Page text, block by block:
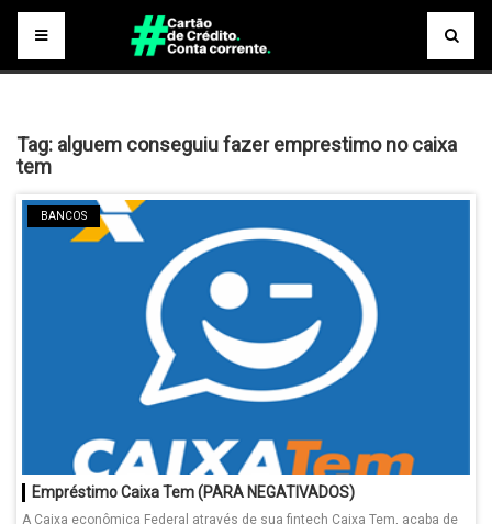
Tag: alguem conseguiu fazer emprestimo no caixa
tem
BANCOS
Empréstimo Caixa Tem (PARA NEGATIVADOS)
A Caixa econômica Federal através de sua fintech Caixa Tem, acaba de